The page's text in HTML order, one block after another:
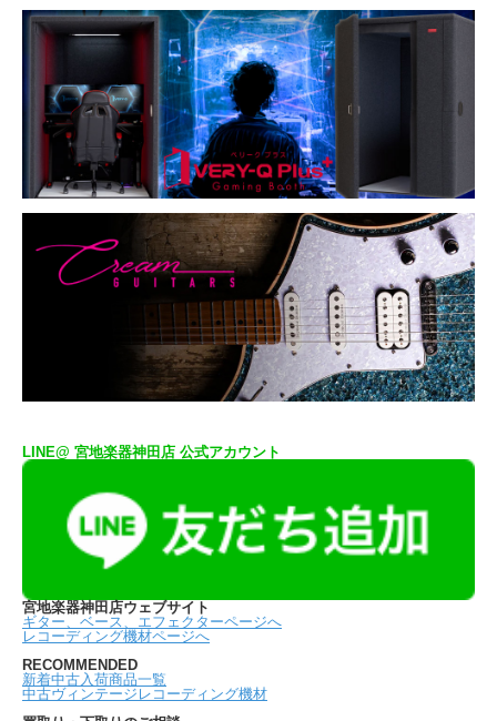
LINE@ 宮地楽器神田店 公式アカウント
宮地楽器神田店ウェブサイト
ギター、ベース、エフェクターページへ
レコーディング機材ページへ
RECOMMENDED
新着中古入荷商品一覧
中古ヴィンテージレコーディング機材